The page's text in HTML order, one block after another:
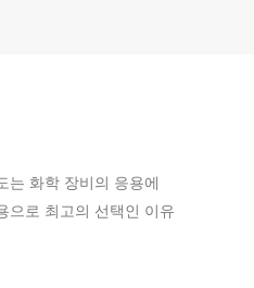
는 화학 장비의 응용에
으로 최고의 선택인 이유